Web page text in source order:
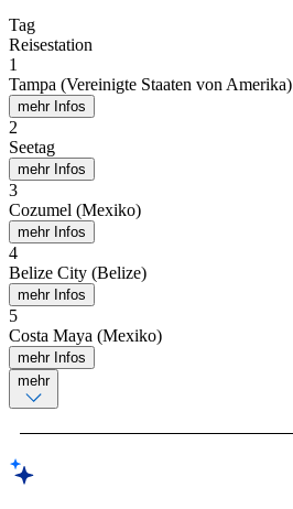
Tag
Reisestation
1
Tampa (Vereinigte Staaten von Amerika)
mehr Infos
2
Seetag
mehr Infos
3
Cozumel (Mexiko)
mehr Infos
4
Belize City (Belize)
mehr Infos
5
Costa Maya (Mexiko)
mehr Infos
mehr